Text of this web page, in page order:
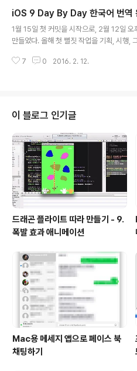
y Cloud NAS 접속시 문제
9.18 Unable to negotiate with
iOS 9 Day By Day 한국어 번역
1월 15일 첫 커밋을 시작으로, 2월 12일
만들었다. 올해 첫 뻘짓 작업을 기획, 시
역을 할 생각을 하였다. 원본이 PDF 기준으
자고. 총 13챕터. 한 챕터에 한 명씩 번역하
명이 2개의 챕터를 번역을 해서 약간 꼬이기
7 0 2016. 2. 12.
이 블로그 인기글
드래곤 플라이트 따라 만들기 - 9.
폭발 효과 애니메이션
Mac용 메세지 앱으로 페이스 북
채팅하기